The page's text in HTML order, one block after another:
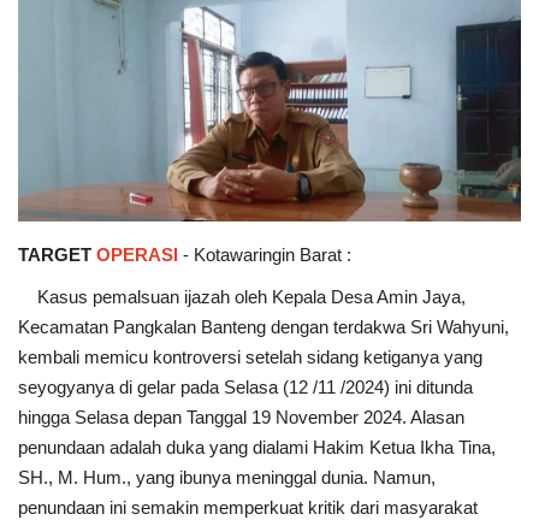
TARGET OPERASI - Kotawaringin Barat :
Kasus pemalsuan ijazah oleh Kepala Desa Amin Jaya,
Kecamatan Pangkalan Banteng dengan terdakwa Sri Wahyuni,
kembali memicu kontroversi setelah sidang ketiganya yang
seyogyanya di gelar pada Selasa (12 /11 /2024) ini ditunda
hingga Selasa depan Tanggal 19 November 2024. Alasan
penundaan adalah duka yang dialami Hakim Ketua Ikha Tina,
SH., M. Hum., yang ibunya meninggal dunia. Namun,
penundaan ini semakin memperkuat kritik dari masyarakat